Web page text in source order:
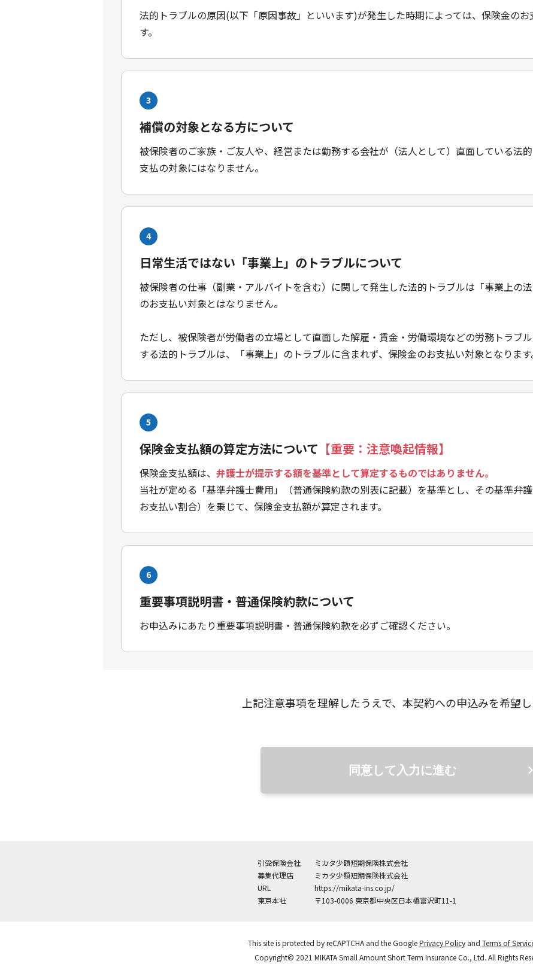
法的トラブルの原因(以下「原因事故」といいます)が発生した時期によっては、保険金の
す。
3
補償の対象となる方について
被保険者のご家族・ご友人や、経営または勤務する会社が（法人として）直面している法
支払の対象にはなりません。
4
日常生活ではない「事業上」のトラブルについて
被保険者の仕事（副業・アルバイトを含む）に関して発生した法的トラブルは「事業上の
のお支払い対象とはなりません。
ただし、被保険者が労働者の立場として直面した解雇・賃金・労働環境などの労務トラブ
する法的トラブルは、「事業上」のトラブルに含まれず、保険金のお支払い対象となります
5
保険金支払額の算定方法について 【重要：注意喚起情報】
保険金支払額は、 弁護士が提示する額を基準として算定するものではありません。
当社が定める「基準弁護士費用」（普通保険約款の別表に記載）を基準とし、その基準弁
お支払い割合）を乗じて、保険金支払額が算定されます。
6
重要事項説明書・普通保険約款について
お申込みにあたり重要事項説明書・普通保険約款を必ずご確認ください。
上記注意事項を理解したうえで、本契約への申込みを希望し
同意して入力に進む
引受保険会社
ミカタ少額短期保険株式会社
募集代理店
ミカタ少額短期保険株式会社
URL
https://mikata-ins.co.jp/
東京本社
〒103-0006 東京都中央区日本橋富沢町11-1
This site is protected by reCAPTCHA and the GooglePrivacy Policyand Terms of
Copyright© 2021 MIKATA Small Amount Short Term Insurance Co., Ltd. All Rights